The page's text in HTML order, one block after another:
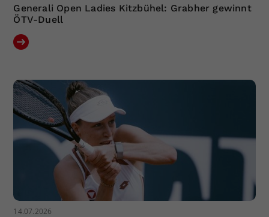
Generali Open Ladies Kitzbühel: Grabher gewinnt
ÖTV-Duell
14.07.2026